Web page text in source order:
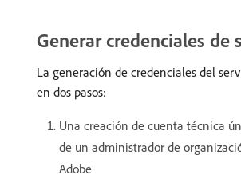
Generar credenciales de
La generación de credenciales del
en dos pasos:
Una creación de cuenta técnica
de un administrador de
Adobe